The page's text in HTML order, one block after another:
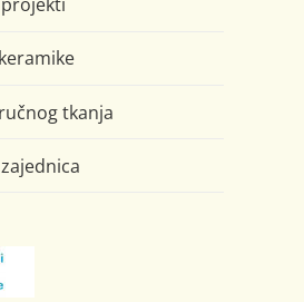
tkanja